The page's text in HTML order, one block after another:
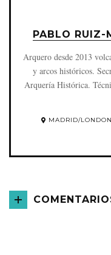
PABLO RUIZ-
Arquero desde 2013
y arcos históricos.
Arquería Histórica.
MADRID/LONDON